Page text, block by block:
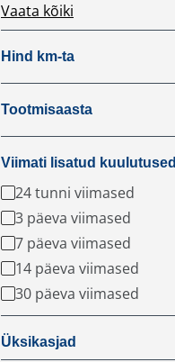
Vaata kõiki
Hind km-ta
Tootmisaasta
Viimati lisatud kuulutused
24 tunni viimased
3 päeva viimased
7 päeva viimased
14 päeva viimased
30 päeva viimased
Üksikasjad